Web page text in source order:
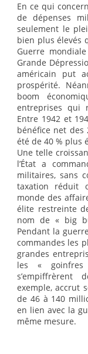
En ce qui
de dépenses
seulement le
bien plus élevés
Guerre
Grande
américain put
prospérité.
boom
entreprises qui
Entre 1942 et
bénéfice net des
été de 40 % plus
Une telle
l’État a
militaires, sans
taxation réduit
monde des
élite restreinte
nom de « big
Pendant la
commandes les
grandes
les «
s’empiffrèrent
exemple, accrut
de 46 à 140
en lien avec la
même mesure.